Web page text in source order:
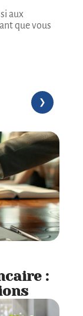
aux
que vous
: